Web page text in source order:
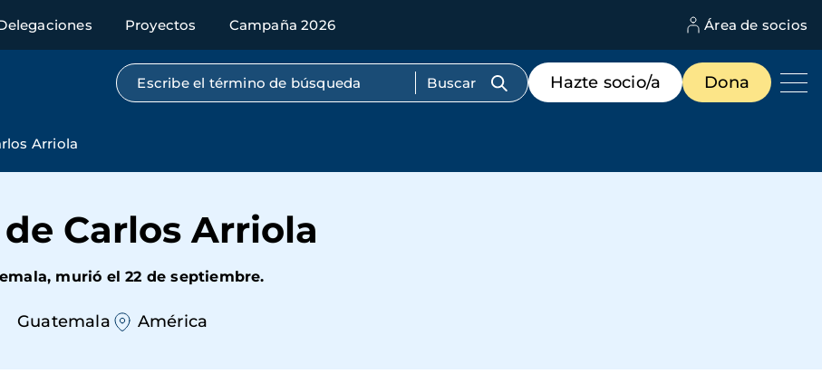
Proyectos Campaña 2026 Área de socios
Búsqueda por texto completo
Menú
de
destacados
Hazte socio/a Dona
Arriola
Carlos Arriola
murió el 22 de septiembre.
Guatemala América